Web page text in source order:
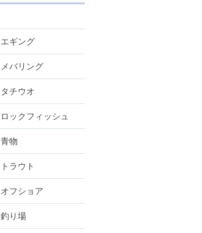
エギング
メバリング
タチウオ
ロックフィッシュ
青物
トラウト
オフショア
釣り場